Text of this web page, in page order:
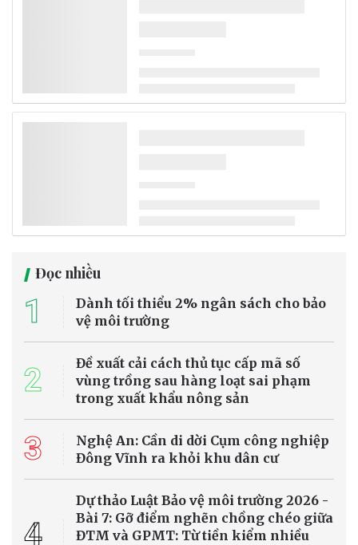
Đọc nhiều
1
Dành tối thiểu 2% ngân sách cho bảo
vệ môi trường
2
Đề xuất cải cách thủ tục cấp mã số
vùng trồng sau hàng loạt sai phạm
trong xuất khẩu nông sản
3
Nghệ An: Cần di dời Cụm công nghiệp
Đông Vĩnh ra khỏi khu dân cư
4
Dự thảo Luật Bảo vệ môi trường 2026 -
Bài 7: Gỡ điểm nghẽn chồng chéo giữa
ĐTM và GPMT: Từ tiền kiểm nhiều